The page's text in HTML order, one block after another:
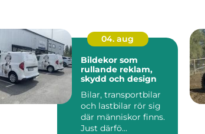
04. aug
Bildekor som
rullande reklam,
skydd och design
Bilar, transportbilar
och lastbilar rör sig
där människor finns.
Just därfö...